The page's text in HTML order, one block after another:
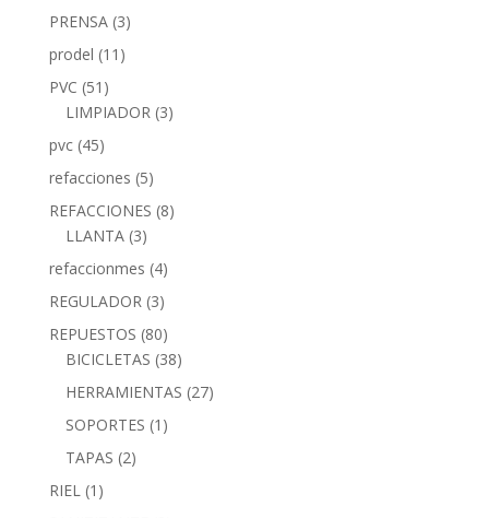
PRENSA (3)
prodel (11)
PVC (51)
LIMPIADOR (3)
pvc (45)
refacciones (5)
REFACCIONES (8)
LLANTA (3)
refaccionmes (4)
REGULADOR (3)
REPUESTOS (80)
BICICLETAS (38)
HERRAMIENTAS (27)
SOPORTES (1)
TAPAS (2)
RIEL (1)